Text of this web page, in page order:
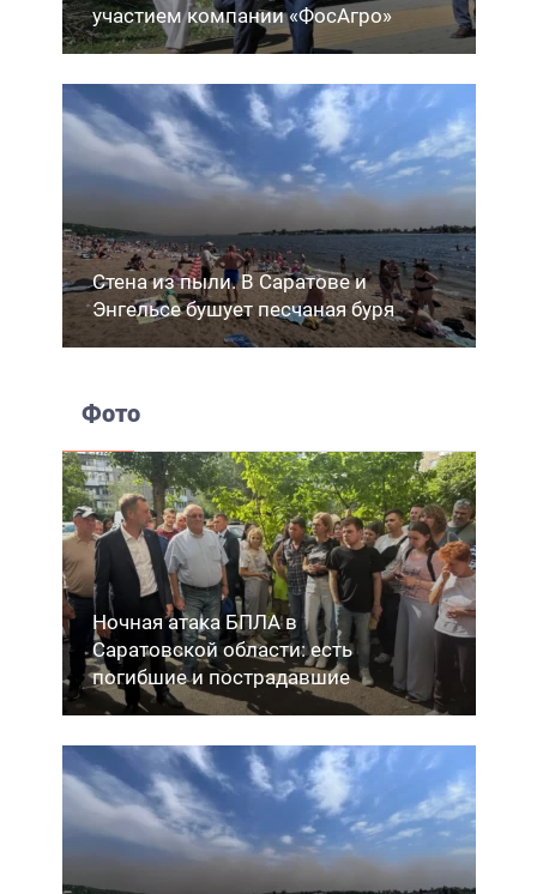
участием компании «ФосАгро»
Стена из пыли. В Саратове и
Энгельсе бушует песчаная буря
Фото
Ночная атака БПЛА в
Саратовской области: есть
погибшие и пострадавшие